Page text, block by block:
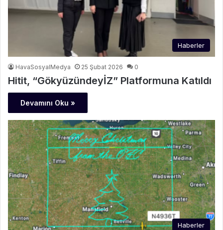
Haberler
HavaSosyalMedya 25 Şubat 2026 0
Hitit, “GökyüzündeyİZ” Platformuna Katıldı
Devamını Oku »
Haberler